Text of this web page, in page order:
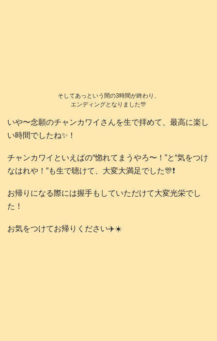
そしてあっという間の3時間が終わり、
エンディングとなりました🎊
いや〜念願のチャンカワイさんを生で拝めて、最高に楽し
い時間でしたね✨️！
チャンカワイといえばの“惚れてまうやろ〜！”と“気をつけ
なはれや！”も生で聴けて、大変大満足でした🎊❗️
お帰りになる際には握手もしていただけて大変光栄でし
た！
お気をつけてお帰りください✈️☀️